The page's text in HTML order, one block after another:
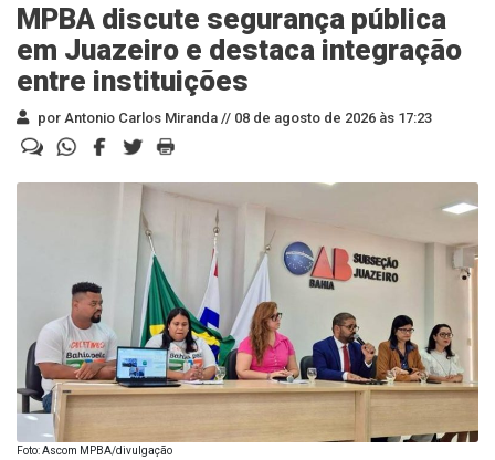
MPBA discute segurança pública
em Juazeiro e destaca integração
entre instituições
por Antonio Carlos Miranda // 08 de agosto de 2026 às 17:23
Foto: Ascom MPBA/divulgação